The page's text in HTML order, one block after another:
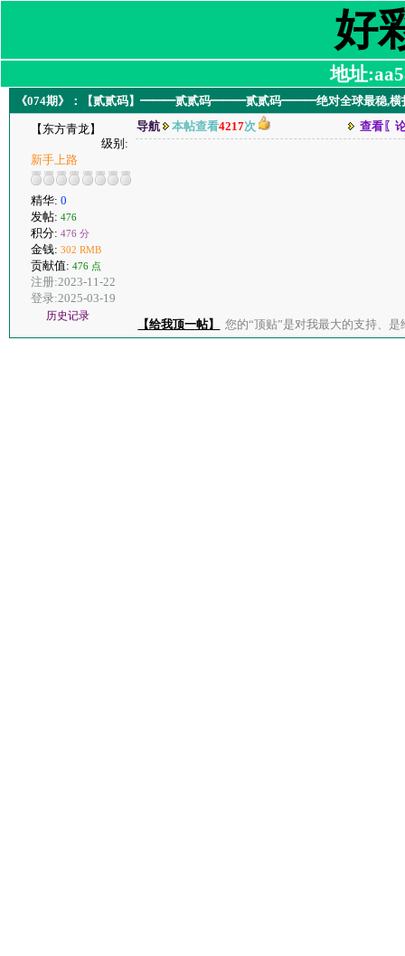
好
地址
《074期》：【贰贰码】━━━贰贰码━━━贰贰码━━━绝对全球最稳,横
【东方青龙】
级别:
新手上路
精华: 0
发帖: 476
积分: 476 分
金钱: 302 RMB
贡献值: 476 点
注册:2023-11-22
登录:2025-03-19
历史记录
导航 本帖查看4217次 查看〖
【给我顶一帖】 您的“顶贴”是对我最大的支持、